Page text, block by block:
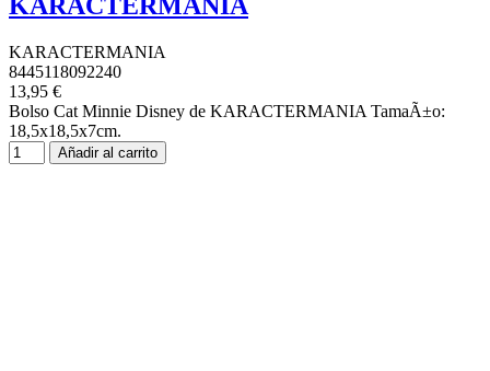
KARACTERMANIA
8445118092240
13,95 €
Bolso Cat Minnie Disney de KARACTERMANIA TamaÃ±o:
18,5x18,5x7cm.
Añadir al carrito